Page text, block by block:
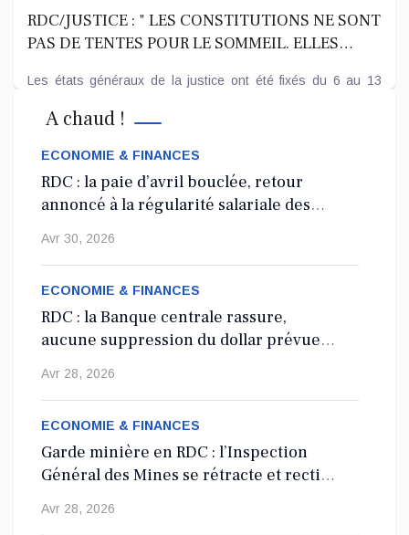
RDC/JUSTICE : " LES CONSTITUTIONS NE SONT
PAS DE TENTES POUR LE SOMMEIL. ELLES
SOCIETALES" ( C. MUTAMBA).
Les états généraux de la justice ont été fixés du 6 au 13
Fin des travaux de la réunion du comité
directeur des conseils des chargeurs africains,
UCCA.
Nov 05, 2024
A chaud !
ECONOMIE & FINANCES
RDC : la paie d’avril bouclée, retour
annoncé à la régularité salariale des
Avr 30, 2026
ECONOMIE & FINANCES
RDC : la Banque centrale rassure,
aucune suppression du dollar prévue
Avr 28, 2026
ECONOMIE & FINANCES
Garde minière en RDC : l’Inspection
Général des Mines se rétracte et rectifie
Avr 28, 2026